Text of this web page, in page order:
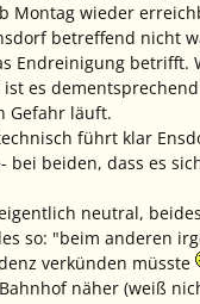
Montag wieder
betreffend nicht
Endreinigung betrifft.
es
Gefahr läuft.
führt klar
bei beiden, dass es
neutral,
so: "beim anderen
verkünden müsste
näher (weiß